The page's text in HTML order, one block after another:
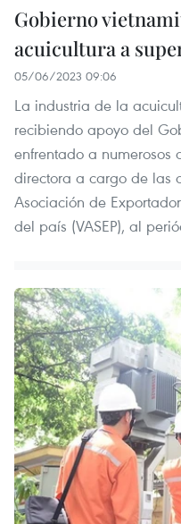
Gobierno
acuicultura a
05/06/2023 09:06
La industria de la
recibiendo apoyo del
enfrentado a numerosos
directora a cargo de las
Asociación de
del país (VASEP), al